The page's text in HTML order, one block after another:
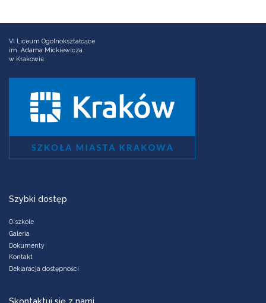
VI Liceum Ogólnokształcące
im. Adama Mickiewicza
w Krakowie
Szybki dostęp
O szkole
Galeria
Dokumenty
Kontakt
Deklaracja dostępności
Skontaktuj się z nami